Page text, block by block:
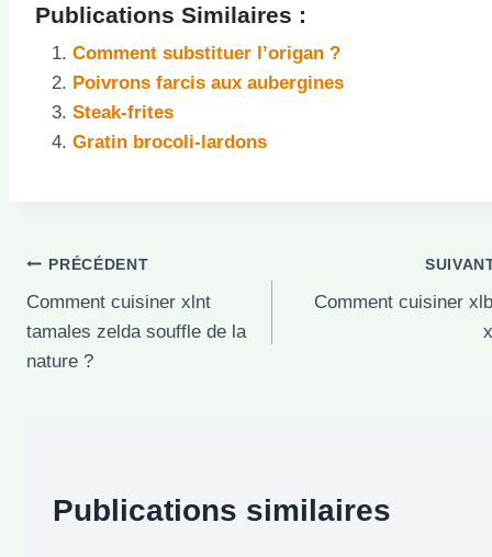
Publications Similaires :
Comment substituer l’origan ?
Poivrons farcis aux aubergines
Steak-frites
Gratin brocoli-lardons
Navigation
de
l’article
PRÉCÉDENT
Comment cuisiner xlnt
tamales zelda souffle de la
nature ?
Comment cuisiner
Publications similaires